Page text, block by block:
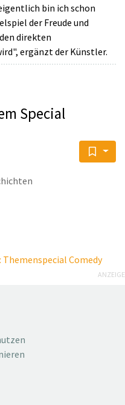
bin ich schon
der Freude und
direkten
ergänzt der Künstler.
Special
Comedy
ANZEIGE